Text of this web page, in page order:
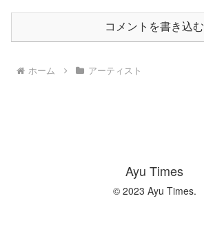
コメントを書き込む
ホーム アーティスト
Ayu Times
© 2023 Ayu Times.